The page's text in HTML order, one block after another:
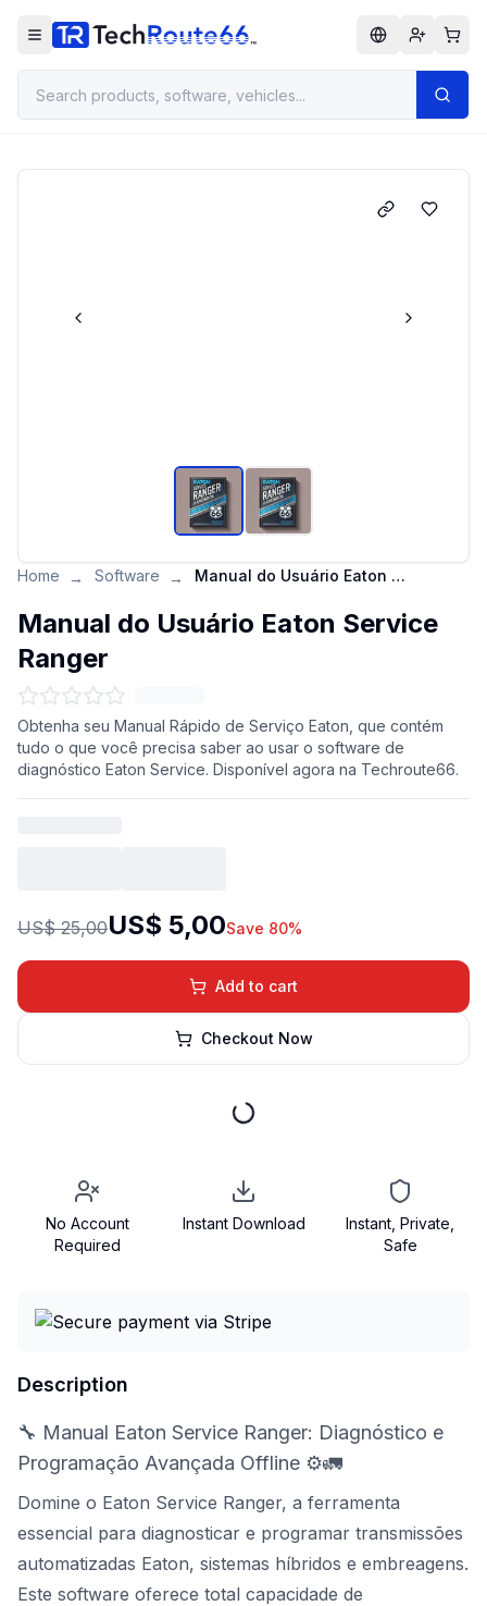
Home → Software → Manual do Usuário Eaton Service Ranger
Manual do Usuário Eaton Service
Ranger
Obtenha seu Manual Rápido de Serviço Eaton, que contém
tudo o que você precisa saber ao usar o software de
diagnóstico Eaton Service. Disponível agora na Techroute66.
US$ 25,00US$ 5,00Save 80%
Add to cart
Checkout Now
No Account
Required
Instant Download
Instant, Private,
Safe
Description
🔧 Manual Eaton Service Ranger: Diagnóstico e
Programação Avançada Offline ⚙️🚛
Domine o Eaton Service Ranger, a ferramenta
essencial para diagnosticar e programar transmissões
automatizadas Eaton, sistemas híbridos e embreagens.
Este software oferece total capacidade de